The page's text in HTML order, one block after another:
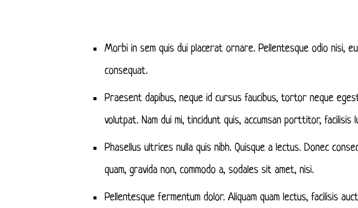
Morbi in sem quis dui placerat ornare. Pellentesque odio nisi,
consequat.
Praesent dapibus, neque id cursus faucibus, tortor neque
volutpat. Nam dui mi, tincidunt quis, accumsan porttitor, facilisis
Phasellus ultrices nulla quis nibh. Quisque a lectus. Donec
quam, gravida non, commodo a, sodales sit amet, nisi.
Pellentesque fermentum dolor. Aliquam quam lectus, facilisis